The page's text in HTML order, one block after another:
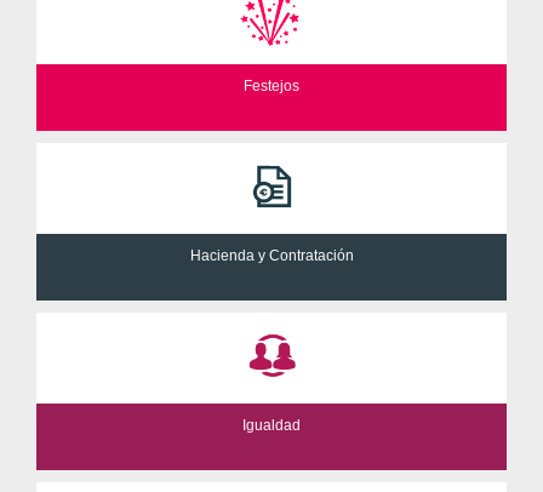
Festejos
Hacienda y Contratación
Igualdad